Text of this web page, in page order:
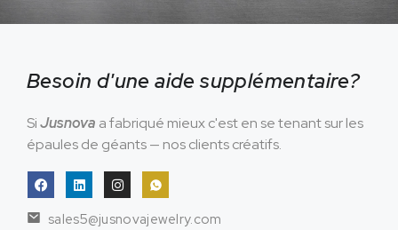
Besoin d'une aide supplémentaire?
SiJusnova a fabriqué mieux c'est en se tenant sur les
épaules de géants — nos clients créatifs.
sales5@jusnovajewelry.com